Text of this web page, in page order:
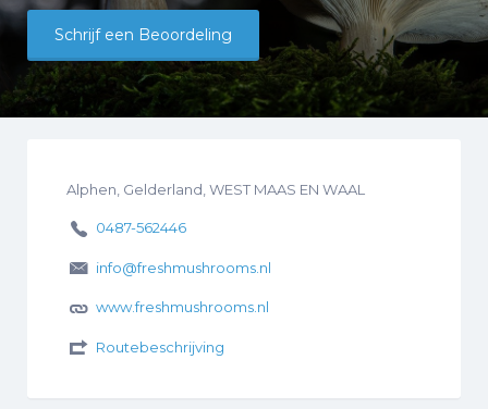
Schrijf een Beoordeling
Alphen, Gelderland, WEST MAAS EN WAAL
0487-562446
info@freshmushrooms.nl
www.freshmushrooms.nl
Routebeschrijving